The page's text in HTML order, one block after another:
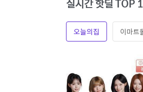
실시간 핫딜 TOP
오늘의집 이마트